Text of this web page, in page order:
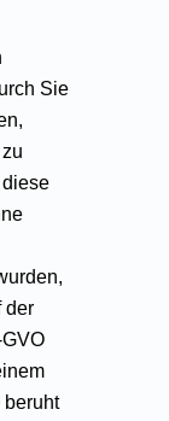
Sie
der
beruht